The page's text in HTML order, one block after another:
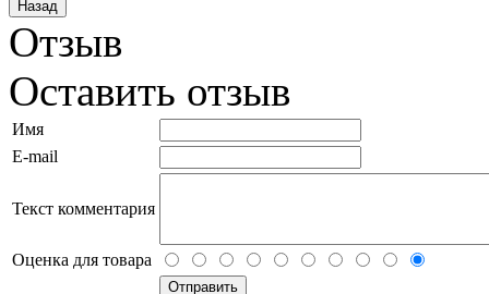
Отзыв
Оставить отзыв
Имя
E-mail
Текст комментария
Оценка для товара